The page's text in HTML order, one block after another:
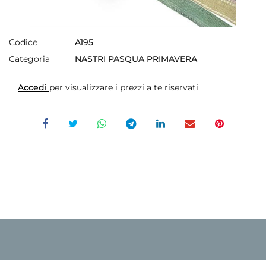
Codice
A195
Categoria
NASTRI PASQUA PRIMAVERA
Accedi per visualizzare i prezzi a te riservati